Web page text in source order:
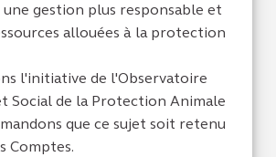
gestion plus responsable et
allouées à la protection
l'initiative de l'Observatoire
Social de la Protection Animale
que ce sujet soit retenu
Comptes.